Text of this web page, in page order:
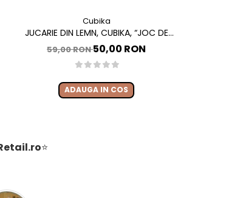
Cubika
JUCARIE DIN LEMN, CUBIKA, “JOC DE
INDEMANARE, MASINUTE ZBURATOARE”
59,00 RON50,00 RON
ADAUGA IN COS
⭐